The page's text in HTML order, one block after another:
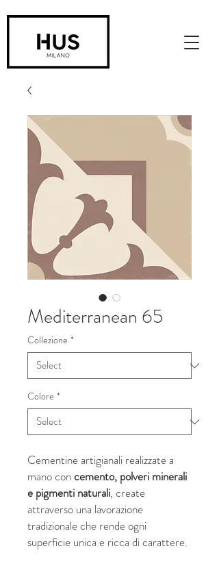
Mediterranean 65
Collezione *
Colore *
Cementine artigianali realizzate a
mano concemento, polveri minerali
e pigmenti naturali, create
attraverso una lavorazione
tradizionale che rende ogni
superficie unica e ricca di carattere.